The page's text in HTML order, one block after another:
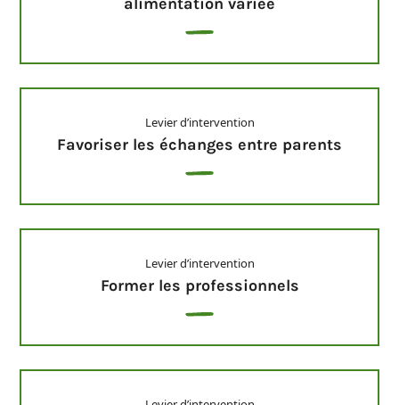
Levier d’intervention
Favoriser les échanges entre parents
Levier d’intervention
Former les professionnels